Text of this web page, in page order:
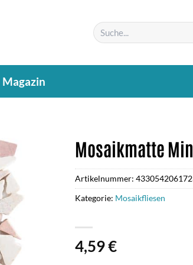
Suchen
nach:
Magazin
Mosaikmatte
4,59€
Artikelnummer:
Kategorie: Mosaikfliesen